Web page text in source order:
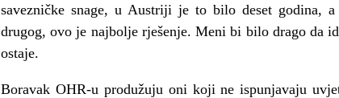
savezničke snage, u Austriji je to bilo deset
drugog, ovo je najbolje rješenje. Meni bi bilo drago da
ostaje.
Boravak OHR-u produžuju oni koji ne ispunjavaju